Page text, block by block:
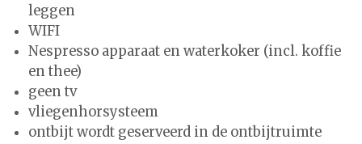
leggen
WIFI
Nespresso apparaat en waterkoker (incl. koffie
en thee)
geen tv
vliegenhorsysteem
ontbijt wordt geserveerd in de ontbijtruimte